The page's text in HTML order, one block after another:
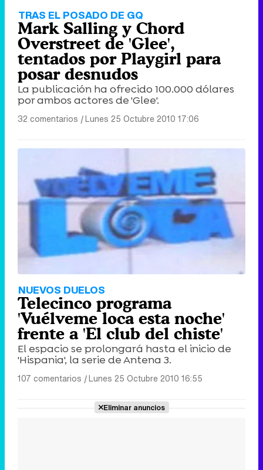
TRAS EL POSADO DE GQ
Mark Salling y Chord
Overstreet de 'Glee',
tentados por Playgirl para
posar desnudos
La publicación ha ofrecido 100.000 dólares
por ambos actores de 'Glee'.
32 comentarios |Lunes 25 Octubre 2010 17:06
NUEVOS DUELOS
Telecinco programa
'Vuélveme loca esta noche'
frente a 'El club del chiste'
El espacio se prolongará hasta el inicio de
'Hispania', la serie de Antena 3.
107 comentarios |Lunes 25 Octubre 2010 16:55
Eliminar anuncios